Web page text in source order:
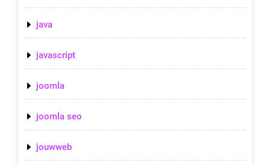
java
javascript
joomla
joomla seo
jouwweb